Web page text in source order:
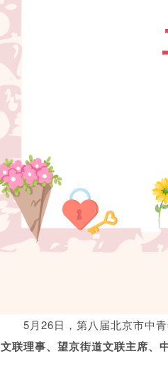
5月26日，第八届北京市中
文联理事、望京街道文联主席、